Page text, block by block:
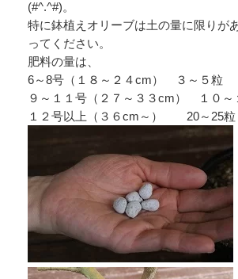
(#^.^#)。
特に鉢植えオリーブは土の量に限りが
ってください。
肥料の量は、
6～8号（１８～２４cm） ３～５粒
９～１１号（２７～３３cm） １０～
１２号以上（３６cm～） 20～25粒